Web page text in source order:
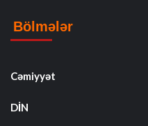
Bölmələr
Cəmiyyət
DİN